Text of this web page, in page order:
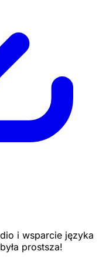
i wsparcie języka
prostsza!